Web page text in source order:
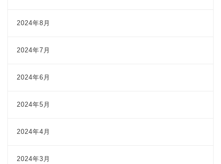
2024年8月
2024年7月
2024年6月
2024年5月
2024年4月
2024年3月